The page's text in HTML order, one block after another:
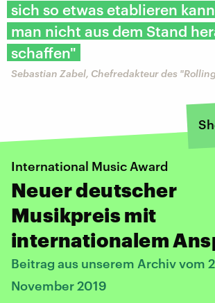
sich so etwas etablieren
man nicht aus dem Stand
schaffen"
Sebastian Zabel, Chefredakteur des
International Music Award
Neuer deutscher
Musikpreis mit
internationalem
Beitrag aus unserem Archiv vom
November 2019